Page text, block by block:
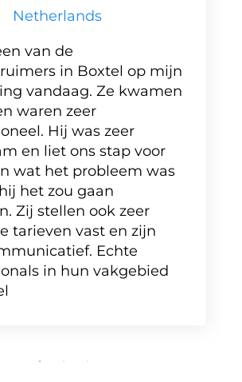
Netherlands
van de
in Boxtel op mijn
vandaag. Ze kwamen
waren zeer
Hij was zeer
en liet ons stap voor
wat het probleem was
het zou gaan
Zij stellen ook zeer
tarieven vast en zijn
Echte
in hun vakgebied